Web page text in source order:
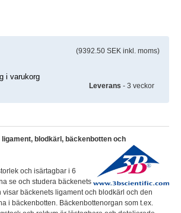
(9392.50 SEK inkl. moms)
Leverans - 3 veckor
blodkärl, bäckenbotten och
och isärtagbar i 6
se och studera bäckenets
bäckenets ligament och blodkärl och den
i bäckenbotten. Bäckenbottenorgan som t.ex.